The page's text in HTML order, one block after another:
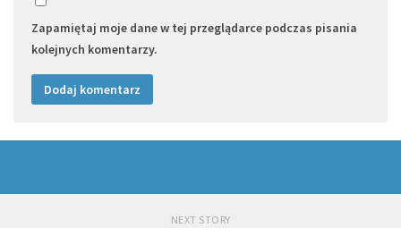
Zapamiętaj moje dane w tej przeglądarce podczas pisania
kolejnych komentarzy.
NEXT STORY